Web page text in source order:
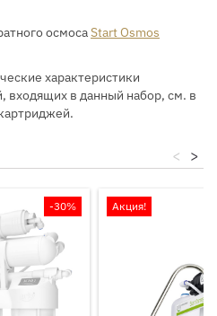
осмосаStart Osmos
характеристики
входящих в данный набор, см. в
>
<
-30% Акция!